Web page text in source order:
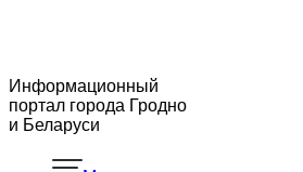
Информационный
портал города Гродно
и Беларуси